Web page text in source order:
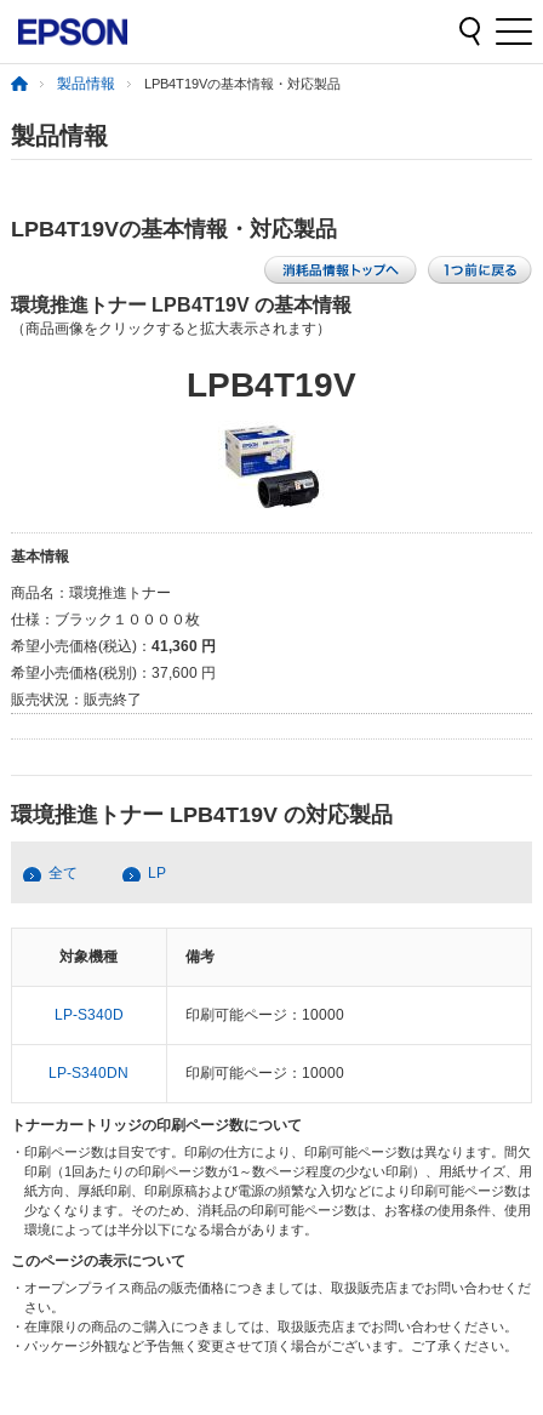
製品情報 LPB4T19Vの基本情報・対応製品
製品情報
LPB4T19Vの基本情報・対応製品
環境推進トナー LPB4T19V の基本情報
（商品画像をクリックすると拡大表示されます）
LPB4T19V
基本情報
商品名： 環境推進トナー
仕様： ブラック１００００枚
希望小売価格(税込)： 41,360 円
希望小売価格(税別)： 37,600 円
販売状況： 販売終了
環境推進トナー LPB4T19V の対応製品
全て LP
対象機種 備考
LP-S340D 印刷可能ページ：10000
LP-S340DN 印刷可能ページ：10000
トナーカートリッジの印刷ページ数について
・印刷ページ数は目安です。印刷の仕方により、印刷可能ページ数は異なります。間欠
印刷（1回あたりの印刷ページ数が1～数ページ程度の少ない印刷）、用紙サイズ、用
紙方向、厚紙印刷、印刷原稿および電源の頻繁な入切などにより印刷可能ページ数は
少なくなります。そのため、消耗品の印刷可能ページ数は、お客様の使用条件、使用
環境によっては半分以下になる場合があります。
このページの表示について
・オープンプライス商品の販売価格につきましては、取扱販売店までお問い合わせくだ
さい。
・在庫限りの商品のご購入につきましては、取扱販売店までお問い合わせください。
・パッケージ外観など予告無く変更させて頂く場合がございます。ご了承ください。